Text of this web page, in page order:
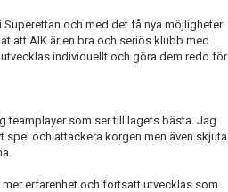
och med det få nya möjligheter
att AIK är en bra och seriös klubb med
individuellt och göra dem redo för
teamplayer som ser till lagets bästa. Jag
och attackera korgen men även skjuta
erfarenhet och fortsatt utvecklas som